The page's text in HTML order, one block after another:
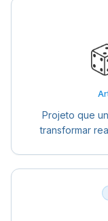
Projeto que
transformar